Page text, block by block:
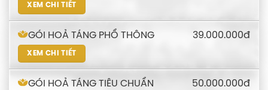
XEM CHI TIẾT
GÓI HOẢ TÁNG PHỔ THÔNG 39.000.000đ
XEM CHI TIẾT
GÓI HOẢ TÁNG TIÊU CHUẨN 50.000.000đ